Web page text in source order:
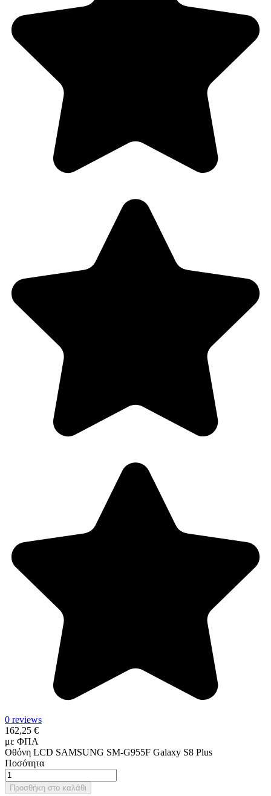
0 reviews
162,25 €
με ΦΠΑ
Οθόνη LCD SAMSUNG SM-G955F Galaxy S8 Plus
Ποσότητα
Προσθήκη στο καλάθι